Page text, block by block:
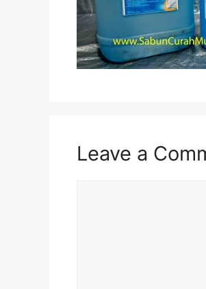
Leave a